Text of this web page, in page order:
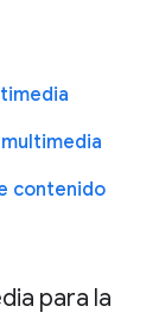
contenido
para la